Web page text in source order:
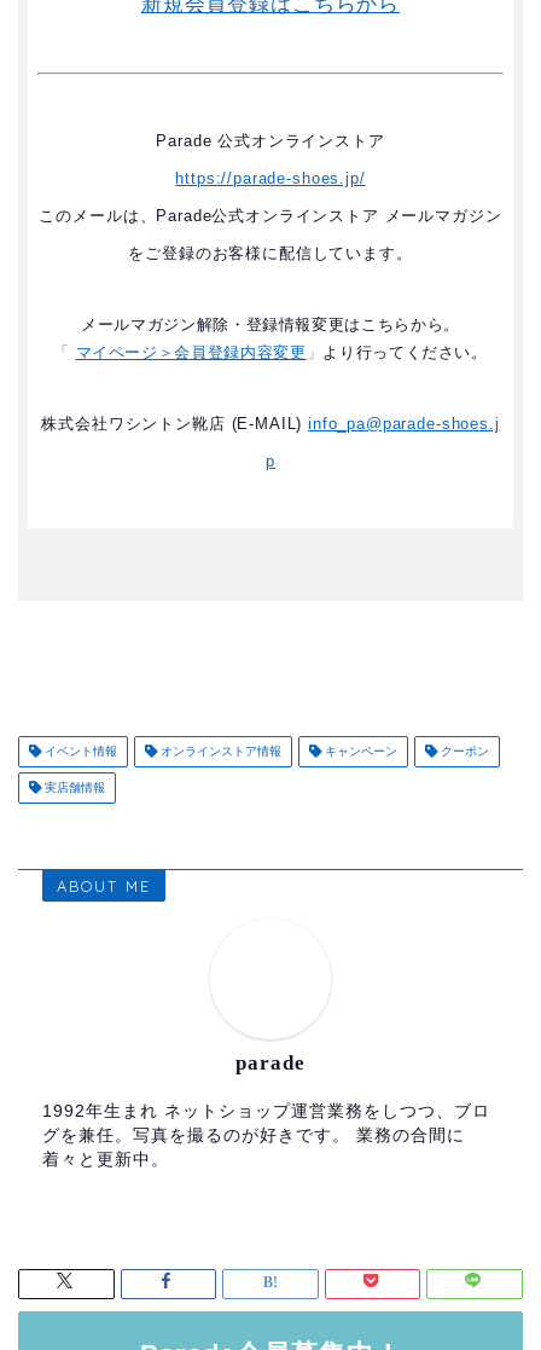
Parade 公式オンラインストア
https://parade-shoes.jp/
このメールは、Parade公式オンラインストア メールマガジン
をご登録のお客様に配信しています。
メールマガジン解除・登録情報変更はこちらから。
「 マイページ＞会員登録内容変更 」 より行ってください。
株式会社ワシントン靴店 (E-MAIL)info_pa@parade-shoes.j
p
イベント情報 オンラインストア情報 キャンペーン クーポン
実店舗情報
ABOUT ME
parade
1992年生まれ ネットショップ運営業務をしつつ、ブロ
グを兼任。写真を撮るのが好きです。 業務の合間に
着々と更新中。